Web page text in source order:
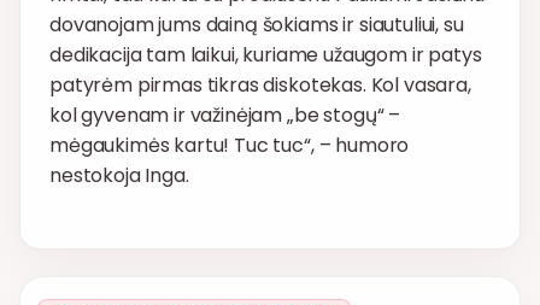
dovanojam jums dainą šokiams ir siautuliui, su
dedikacija tam laikui, kuriame užaugom ir patys
patyrėm pirmas tikras diskotekas. Kol vasara,
kol gyvenam ir važinėjam „be stogų“ –
mėgaukimės kartu! Tuc tuc“, – humoro
nestokoja Inga.